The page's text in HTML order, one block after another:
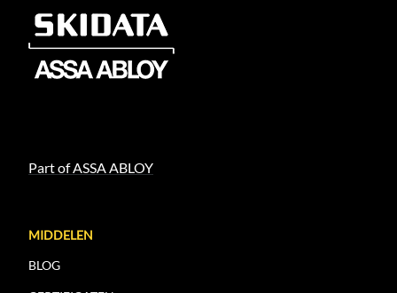
Part of ASSA ABLOY
MIDDELEN
BLOG